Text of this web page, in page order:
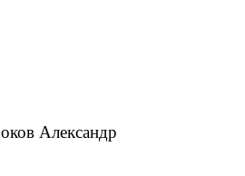
Александр